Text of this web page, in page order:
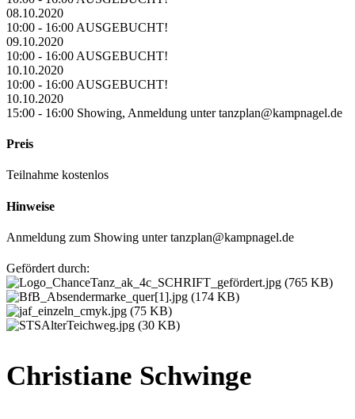
08.10.2020
10:00 - 16:00 AUSGEBUCHT!
09.10.2020
10:00 - 16:00 AUSGEBUCHT!
10.10.2020
10:00 - 16:00 AUSGEBUCHT!
10.10.2020
15:00 - 16:00 Showing, Anmeldung unter tanzplan@kampnagel.de
Preis
Teilnahme kostenlos
Hinweise
Anmeldung zum Showing unter tanzplan@kampnagel.de
Gefördert durch:
Christiane Schwinge